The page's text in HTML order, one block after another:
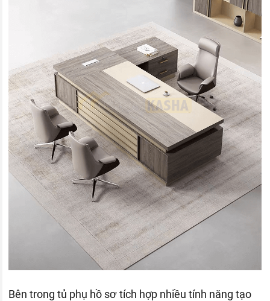
Bên trong tủ phụ hồ sơ tích hợp nhiều tính năng tạo